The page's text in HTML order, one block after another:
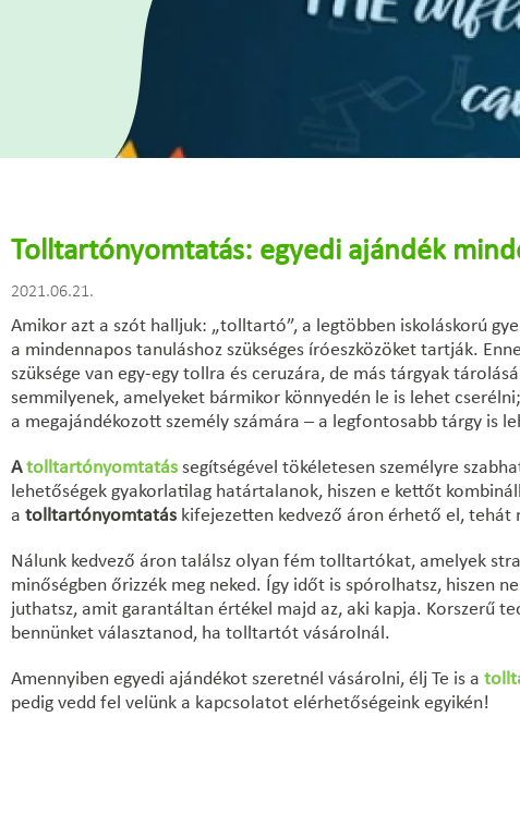
Tolltartónyomtatás: egyedi ajándék
2021.06.21.
Amikor azt a szót halljuk: „tolltartó”, a legtöbben iskoláskorú
a mindennapos tanuláshoz szükséges íróeszközöket tartják.
szüksége van egy-egy tollra és ceruzára, de más tárgyak
semmilyenek, amelyeket bármikor könnyedén le is lehet
a megajándékozott személy számára – a legfontosabb tárgy is
Atolltartónyomtatás segítségével tökéletesen személyre
lehetőségek gyakorlatilag határtalanok, hiszen e kettőt
a tolltartónyomtatás kifejezetten kedvező áron érhető el, tehát
Nálunk kedvező áron találsz olyan fém tolltartókat, amelyek
minőségben őrizzék meg neked. Így időt is spórolhatsz, hiszen
juthatsz, amit garantáltan értékel majd az, aki kapja. Korszerű
bennünket választanod, ha tolltartót vásárolnál.
Amennyiben egyedi ajándékot szeretnél vásárolni, élj Te is a
pedig vedd fel velünk a kapcsolatot elérhetőségeink egyikén!